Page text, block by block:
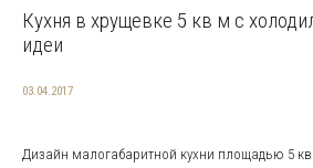
Кухня в хрущевке 5 кв м с
идеи
03.04.2017
Дизайн малогабаритной кухни площадью 5 кв.